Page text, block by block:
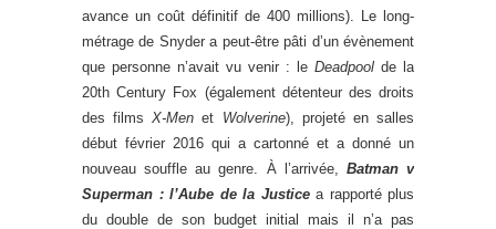
avance un coût définitif de 400 millions). Le long-
métrage de Snyder a peut-être pâti d’un évènement
que personne n’avait vu venir : le Deadpool de la
20th Century Fox (également détenteur des droits
des filmsX-Men et Wolverine), projeté en salles
début février 2016 qui a cartonné et a donné un
nouveau souffle au genre. À l’arrivée, Batman v
Superman : l’Aube de la Justicea rapporté plus
du double de son budget initial mais il n’a pas